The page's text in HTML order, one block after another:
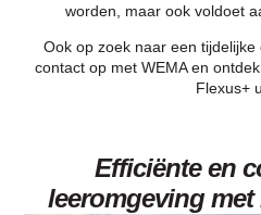
worden, maar ook voldoet
Ook op zoek naar een
contact op met WEMA en
Flexus+
Efficiënte en
leeromgeving